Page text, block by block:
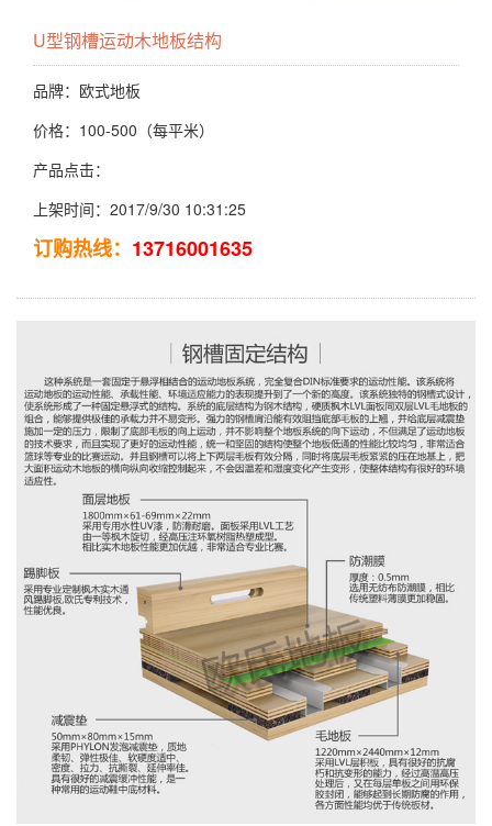
U型钢槽运动木地板结构
品牌：欧式地板
价格：100-500（每平米）
产品点击：
上架时间：2017/9/30 10:31:25
订购热线： 13716001635